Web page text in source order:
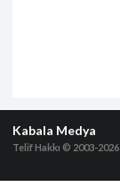
Kabala Medya
Telif Hakkı © 2003-2026